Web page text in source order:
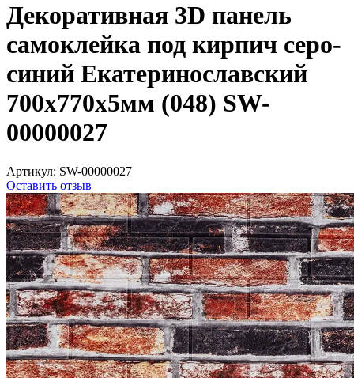
Декоративная 3D панель
самоклейка под кирпич серо-
синий Екатеринославский
700x770x5мм (048) SW-
00000027
Артикул: SW-00000027
Оставить отзыв